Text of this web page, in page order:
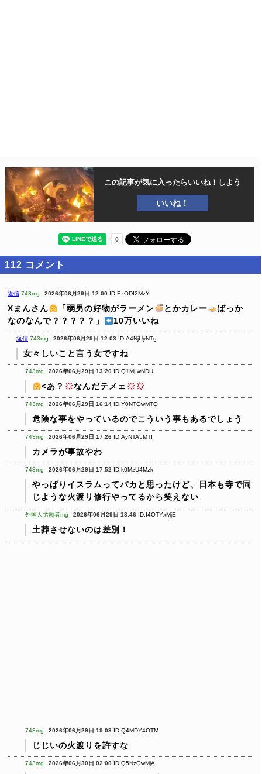
この記事が気に入ったらいいね！しよう
いいね！
112 コメント
返信 743mg 2026年06月29日 12:00 ID:EzODI2MzY
Xまんさん 「弱男の好物がラーメン とかカレー
ばっか
なのなんで？？？？？」
10万いいね
返信 743mg 2026年06月29日 12:03 ID:A4NjUyNTg
女々しいこと言う女ですね
743mg 2026年06月29日 13:20 ID:Q1MjIwNDU
<あ？ なんだテメェ
743mg 2026年06月29日 16:14 ID:Y0NTQwMTQ
危険な事をやっているのでこういう事もあるでしょう
743mg 2026年06月29日 17:26 ID:AyNTA5MTI
カメラが事故やわ
743mg 2026年06月29日 17:52 ID:k0MzU4Mzk
やっぱりイスラムってバカと思ったけど、日本も寺で同
じような火渡り修行やってるから笑えない
外国人労働者mg 2026年06月29日 18:46 ID:I4OTYxMjE
土葬させないのは差別！
743mg 2026年06月29日 19:03 ID:Q4MDY4OTM
じじいの火渡りを許すな
743mg 2026年06月30日 02:00 ID:Q5NzQwMjA